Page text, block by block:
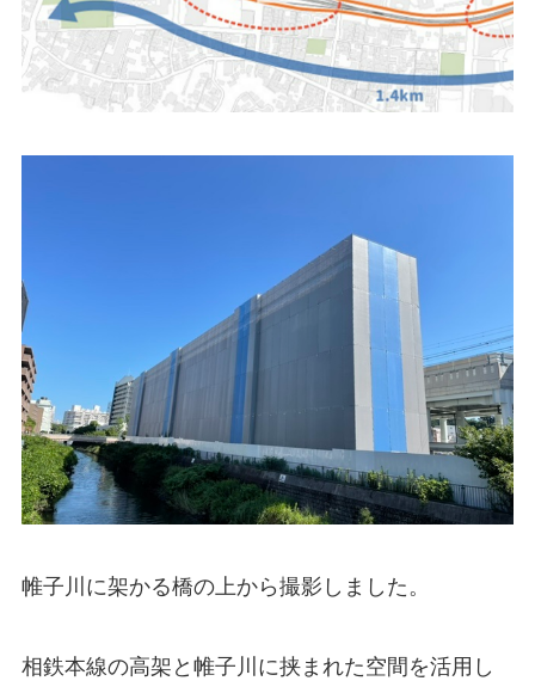
帷子川に架かる橋の上から撮影しました。
相鉄本線の高架と帷子川に挟まれた空間を活用し